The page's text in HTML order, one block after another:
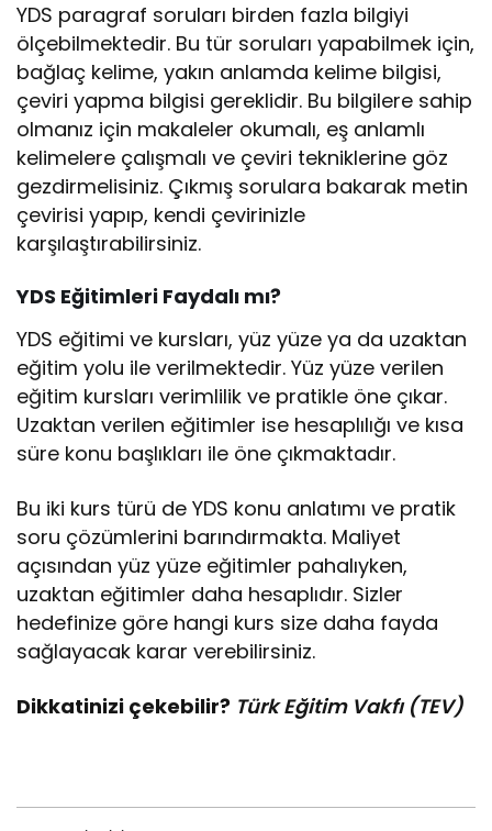
YDS paragraf soruları birden fazla bilgiyi
ölçebilmektedir. Bu tür soruları yapabilmek için,
bağlaç kelime, yakın anlamda kelime bilgisi,
çeviri yapma bilgisi gereklidir. Bu bilgilere sahip
olmanız için makaleler okumalı, eş anlamlı
kelimelere çalışmalı ve çeviri tekniklerine göz
gezdirmelisiniz. Çıkmış sorulara bakarak metin
çevirisi yapıp, kendi çevirinizle
karşılaştırabilirsiniz.
YDS Eğitimleri Faydalı mı?
YDS eğitimi ve kursları, yüz yüze ya da uzaktan
eğitim yolu ile verilmektedir. Yüz yüze verilen
eğitim kursları verimlilik ve pratikle öne çıkar.
Uzaktan verilen eğitimler ise hesaplılığı ve kısa
süre konu başlıkları ile öne çıkmaktadır.
Bu iki kurs türü de YDS konu anlatımı ve pratik
soru çözümlerini barındırmakta. Maliyet
açısından yüz yüze eğitimler pahalıyken,
uzaktan eğitimler daha hesaplıdır. Sizler
hedefinize göre hangi kurs size daha fayda
sağlayacak karar verebilirsiniz.
Dikkatinizi çekebilir? Türk Eğitim Vakfı (TEV)